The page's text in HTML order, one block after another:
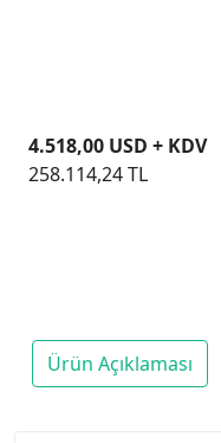
4.518,00 USD + KDV
258.114,24 TL
Ürün Açıklaması